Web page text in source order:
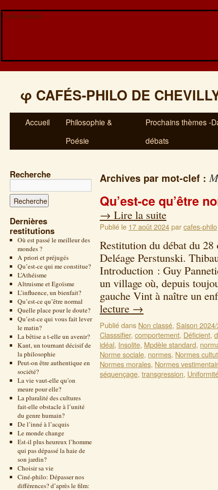
Veuillez patienter...
φ CAFÉS-PHILO DE
Accueil
Philosophie &
Poésie
Prochains thèmes -
débats
Recherche
Dernières
restitutions
Où est passé le meilleur des
mondes ?
A priori et préjugés
Qu’est-ce qui me constitue?
L’Athéisme
Altruisme et Egoïsme
L’influence, un bienfait?
Qu’est-ce qu’être normal
Quelle place pour le doute?
Qu’est-ce qui vous fait lever
le matin?
La bêtise a t-elle un avenir?
Kant, un tournant décisif de
la philosophie
Peut-on être authentique en
société?
La vie vaut-elle qu’on
meure pour elle?
La pluralité des cultures
fait-elle obstacle à l’unité
du genre humain?
De l’inné à l’acquis
Le monde change
Est-il plus heureux l’homme
qui pas dépassé la haie de
son jardin?
Choisir sa vie
Ciné-philo: Dépasser nos
différences? d’après le film:
Archives par mot-clef :
Qu’est-ce qu’être
→ Lire la suite
Publié le 17 août 2024parcafes-philo
Restitution du débat du
Deléage Perstunski.
Introduction : Guy
un village où, depuis
gauche Vint à naître un
lecture →
Publié dans Non classé, Saison
Classsifier, comportement, Déficient,
idéal, Insolite, Mpdèle standard,
Norme sociale, normes, Normes
Normes morales, Normes
séquençage, transgression,